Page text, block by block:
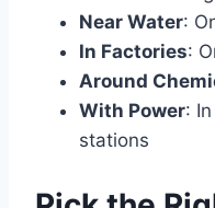
Near Water:
In Factories:
Around
With Power:
stations